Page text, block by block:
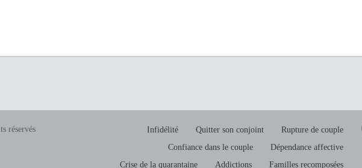
Infidélité Quitter son conjoint
Rupture de couple
Confiance dans le couple
Dépendance affective
Crise de la quarantaine
Addictions Familles recomposées
réservés